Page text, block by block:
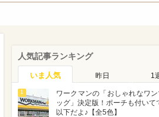
人気記事ランキング
いま人気 昨日 1
1
ワークマンの「おしゃれなワ
ッグ」決定版！ポーチも付いて
以下だよ♪【全5色】